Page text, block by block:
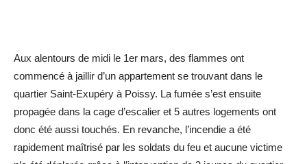
Aux alentours de midi le 1er mars, des flammes ont
commencé à jaillir d’un appartement se trouvant dans le
quartier Saint-Exupéry à Poissy. La fumée s’est ensuite
propagée dans la cage d’escalier et 5 autres logements ont
donc été aussi touchés. En revanche, l’incendie a été
rapidement maîtrisé par les soldats du feu et aucune victime